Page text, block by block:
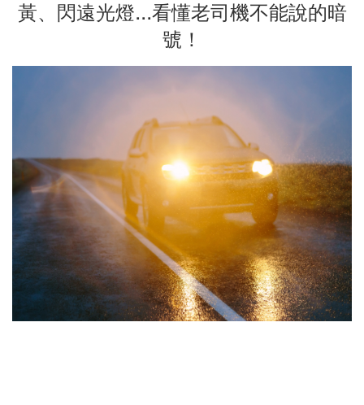
黃、閃遠光燈...看懂老司機不能說的暗
號！